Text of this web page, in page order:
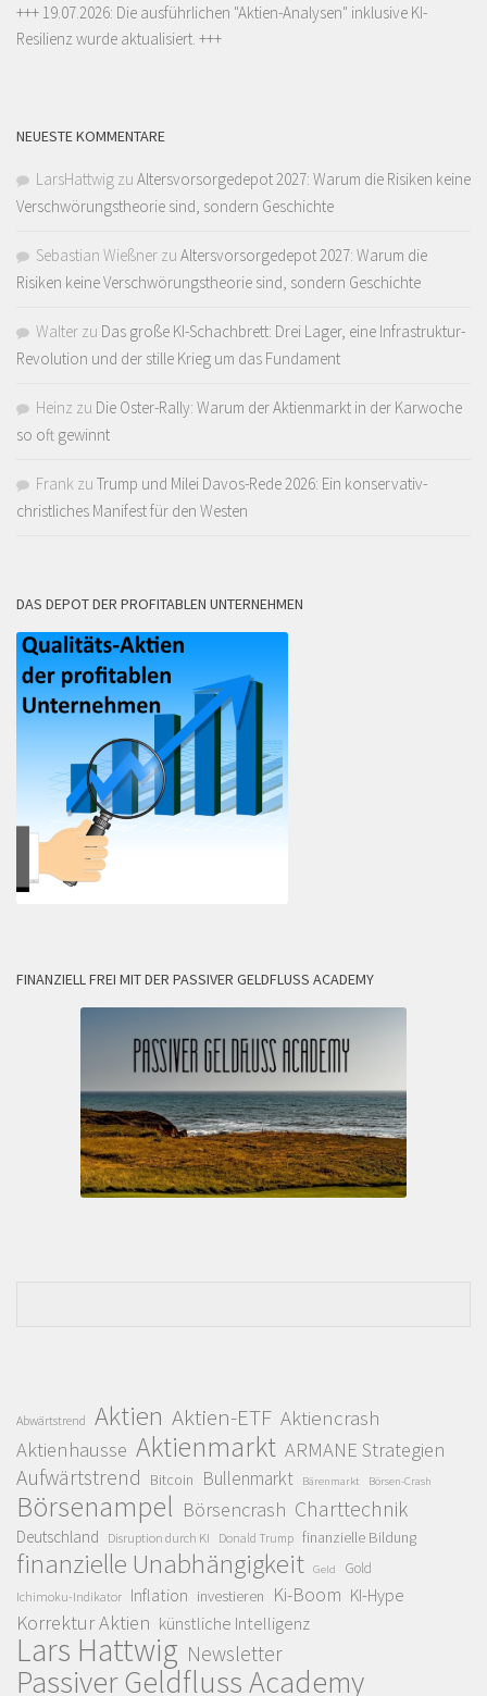
+++ 19.07.2026: Die ausführlichen "Aktien-Analysen" inklusive KI-
Resilienz wurde aktualisiert. +++
NEUESTE KOMMENTARE
LarsHattwig zu Altersvorsorgedepot 2027: Warum die Risiken keine
Verschwörungstheorie sind, sondern Geschichte
Sebastian Wießner zu Altersvorsorgedepot 2027: Warum die
Risiken keine Verschwörungstheorie sind, sondern Geschichte
Walter zu Das große KI-Schachbrett: Drei Lager, eine Infrastruktur-
Revolution und der stille Krieg um das Fundament
Heinz zu Die Oster-Rally: Warum der Aktienmarkt in der Karwoche
so oft gewinnt
Frank zu Trump und Milei Davos-Rede 2026: Ein konservativ-
christliches Manifest für den Westen
DAS DEPOT DER PROFITABLEN UNTERNEHMEN
FINANZIELL FREI MIT DER PASSIVER GELDFLUSS ACADEMY
Abwärtstrend Aktien Aktien-ETF Aktiencrash
Aktienhausse Aktienmarkt ARMANE Strategien
Aufwärtstrend Bitcoin Bullenmarkt Bärenmarkt Börsen-Crash
Börsenampel Börsencrash Charttechnik
Deutschland Disruption durch KI Donald Trump finanzielle Bildung
finanzielle Unabhängigkeit Geld Gold
Ichimoku-Indikator Inflation investieren Ki-Boom KI-Hype
Korrektur Aktien künstliche Intelligenz
Lars Hattwig Newsletter
Passiver Geldfluss Academy